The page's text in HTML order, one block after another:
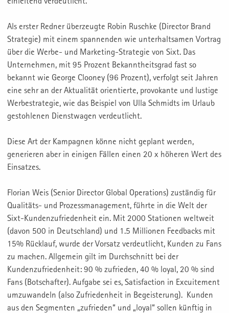
Als erster Redner überzeugte Robin Ruschke (Director Brand
Strategie) mit einem spannenden wie unterhaltsamen Vortrag
über die Werbe- und Marketing-Strategie von Sixt. Das
Unternehmen, mit 95 Prozent Bekanntheitsgrad fast so
bekannt wie George Clooney (96 Prozent), verfolgt seit Jahren
eine sehr an der Aktualität orientierte, provokante und lustige
Werbestrategie, wie das Beispiel von Ulla Schmidts im Urlaub
gestohlenen Dienstwagen verdeutlicht.
Diese Art der Kampagnen könne nicht geplant werden,
generieren aber in einigen Fällen einen 20 x höheren Wert des
Einsatzes.
Florian Weis (Senior Director Global Operations) zuständig für
Qualitäts- und Prozessmanagement, führte in die Welt der
Sixt-Kundenzufriedenheit ein. Mit 2000 Stationen weltweit
(davon 500 in Deutschland) und 1.5 Millionen Feedbacks mit
15% Rücklauf, wurde der Vorsatz verdeutlicht, Kunden zu Fans
zu machen. Allgemein gilt im Durchschnitt bei der
Kundenzufriedenheit: 90 % zufrieden, 40 % loyal, 20 % sind
Fans (Botschafter). Aufgabe sei es, Satisfaction in Excuitement
umzuwandeln (also Zufriedenheit in Begeisterung). Kunden
aus den Segmenten „zufrieden“ und „loyal“ sollen künftig in